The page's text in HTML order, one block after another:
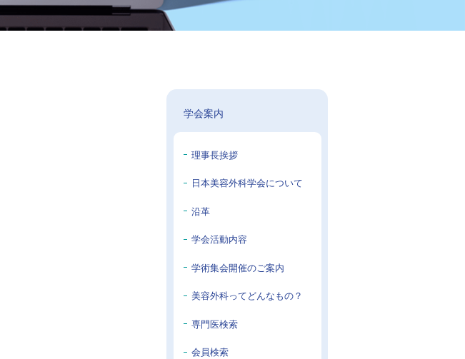
学会案内
理事長挨拶
日本美容外科学会について
沿革
学会活動内容
学術集会開催のご案内
美容外科ってどんなもの？
専門医検索
会員検索